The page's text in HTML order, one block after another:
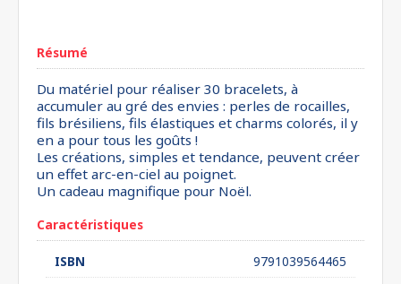
Résumé
Du matériel pour réaliser 30 bracelets, à
accumuler au gré des envies : perles de rocailles,
fils brésiliens, fils élastiques et charms colorés, il y
en a pour tous les goûts !
Les créations, simples et tendance, peuvent créer
un effet arc-en-ciel au poignet.
Un cadeau magnifique pour Noël.
Caractéristiques
ISBN
9791039564465